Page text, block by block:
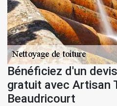
Bénéficiez d'un
gratuit avec Artisan
Beaudricourt